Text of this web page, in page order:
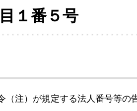
１番５号
（注）が規定する法人番号等の